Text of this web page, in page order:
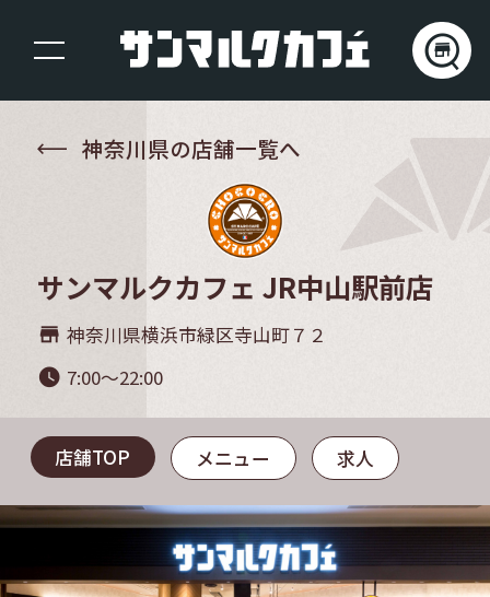
神奈川県の店舗一覧へ
サンマルクカフェ JR中山駅前店
store_mall_directory 神奈川県横浜市緑区寺山町７２
watch_later 7:00～22:00
店舗TOP メニュー 求人